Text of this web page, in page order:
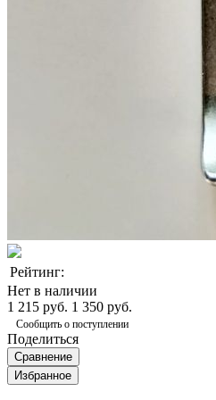
Рейтинг:
Нет в наличии
1 215 руб. 1 350 руб.
Сообщить о поступлении
Поделиться
Сравнение
Избранное